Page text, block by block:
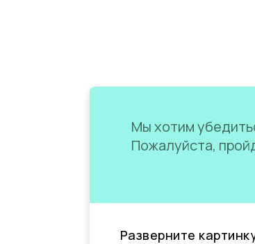
Мы хотим
Пожалуйста,
Разверните